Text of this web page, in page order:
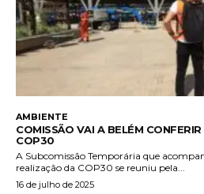
AMBIENTE
COMISSÃO VAI A BELÉM
COP30
A Subcomissão Temporária que
realização da COP30 se reuniu pela...
16 de julho de 2025